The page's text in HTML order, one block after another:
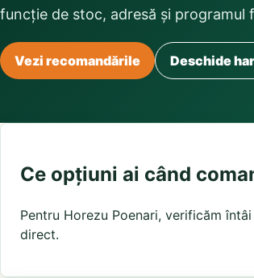
Olt
Prahova
Teleorman
Timis
Valcea
Vaslui
Buchete lalele
Buchete lisianthus
Buchete mixte
Buchete trandafiri
Trandafiri albi
Trandafiri roz
funcție de stoc, adresă și programul
Vezi recomandările Deschide
Ce opțiuni ai când
Pentru Horezu Poenari, verificăm
direct.